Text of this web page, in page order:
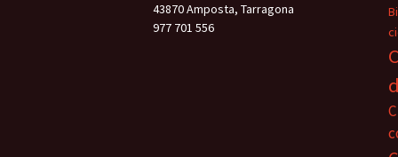
43870 Amposta, Tarragona
977 701 556